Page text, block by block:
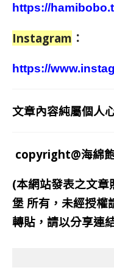
https://
Instagram ：
https://
文章內容純屬個人
copyright@海綿
(本網站發表之文章
堡 所有，未經授權
轉貼，請以分享連